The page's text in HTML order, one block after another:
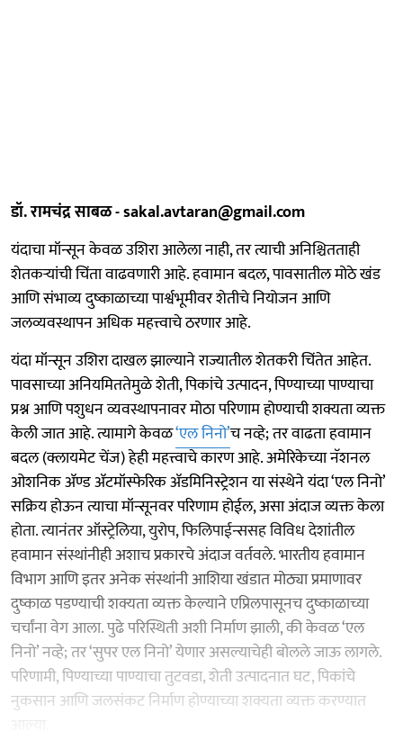
डॉ. रामचंद्र साबळ - sakal.avtaran@gmail.com
यंदाचा मॉन्सून केवळ उशिरा आलेला नाही, तर त्याची अनिश्चितताही
शेतकऱ्यांची चिंता वाढवणारी आहे. हवामान बदल, पावसातील मोठे खंड
आणि संभाव्य दुष्काळाच्या पार्श्वभूमीवर शेतीचे नियोजन आणि
जलव्यवस्थापन अधिक महत्त्वाचे ठरणार आहे.
यंदा मॉन्सून उशिरा दाखल झाल्याने राज्यातील शेतकरी चिंतेत आहेत.
पावसाच्या अनियमिततेमुळे शेती, पिकांचे उत्पादन, पिण्याच्या पाण्याचा
प्रश्न आणि पशुधन व्यवस्थापनावर मोठा परिणाम होण्याची शक्यता व्यक्त
केली जात आहे. त्यामागे केवळ‘एल निनो’च नव्हे; तर वाढता हवामान
बदल (क्लायमेट चेंज) हेही महत्त्वाचे कारण आहे. अमेरिकेच्या नॅशनल
ओशनिक ॲण्ड ॲटमॉस्फेरिक ॲडमिनिस्ट्रेशन या संस्थेने यंदा ‘एल निनो’
सक्रिय होऊन त्याचा मॉन्सूनवर परिणाम होईल, असा अंदाज व्यक्त केला
होता. त्यानंतर ऑस्ट्रेलिया, युरोप, फिलिपाईन्ससह विविध देशांतील
हवामान संस्थांनीही अशाच प्रकारचे अंदाज वर्तवले. भारतीय हवामान
विभाग आणि इतर अनेक संस्थांनी आशिया खंडात मोठ्या प्रमाणावर
दुष्काळ पडण्याची शक्यता व्यक्त केल्याने एप्रिलपासूनच दुष्काळाच्या
चर्चांना वेग आला. पुढे परिस्थिती अशी निर्माण झाली, की केवळ ‘एल
निनो’ नव्हे; तर ‘सुपर एल निनो’ येणार असल्याचेही बोलले जाऊ लागले.
परिणामी, पिण्याच्या पाण्याचा तुटवडा, शेती उत्पादनात घट, पिकांचे
नुकसान आणि जलसंकट निर्माण होण्याच्या शक्यता व्यक्त करण्यात